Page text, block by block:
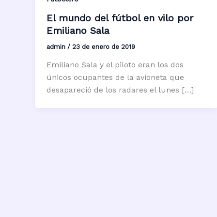
El mundo del fútbol en vilo por
Emiliano Sala
admin / 23 de enero de 2019
Emiliano Sala y el piloto eran los dos
únicos ocupantes de la avioneta que
desapareció de los radares el lunes […]